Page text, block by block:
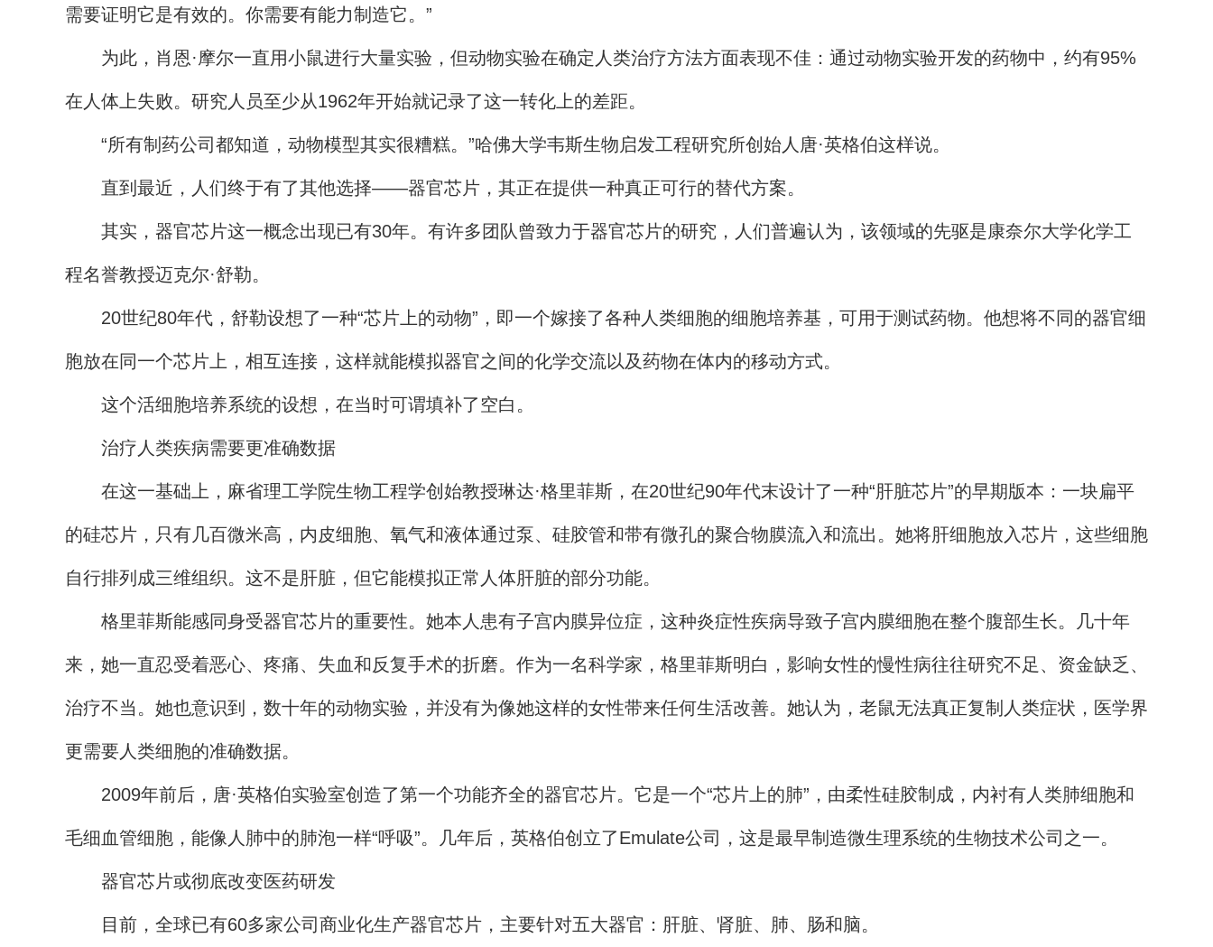
需要证明它是有效的。你需要有能力制造它。”
为此，肖恩·摩尔一直用小鼠进行大量实验，但动物实验在确定人类治疗方法方面表现不佳：通过动物实验开发的药物中，约有95%
在人体上失败。研究人员至少从1962年开始就记录了这一转化上的差距。
“所有制药公司都知道，动物模型其实很糟糕。”哈佛大学韦斯生物启发工程研究所创始人唐·英格伯这样说。
直到最近，人们终于有了其他选择——器官芯片，其正在提供一种真正可行的替代方案。
其实，器官芯片这一概念出现已有30年。有许多团队曾致力于器官芯片的研究，人们普遍认为，该领域的先驱是康奈尔大学化学工
程名誉教授迈克尔·舒勒。
20世纪80年代，舒勒设想了一种“芯片上的动物”，即一个嫁接了各种人类细胞的细胞培养基，可用于测试药物。他想将不同的器官细
胞放在同一个芯片上，相互连接，这样就能模拟器官之间的化学交流以及药物在体内的移动方式。
这个活细胞培养系统的设想，在当时可谓填补了空白。
治疗人类疾病需要更准确数据
在这一基础上，麻省理工学院生物工程学创始教授琳达·格里菲斯，在20世纪90年代末设计了一种“肝脏芯片”的早期版本：一块扁平
的硅芯片，只有几百微米高，内皮细胞、氧气和液体通过泵、硅胶管和带有微孔的聚合物膜流入和流出。她将肝细胞放入芯片，这些细胞
自行排列成三维组织。这不是肝脏，但它能模拟正常人体肝脏的部分功能。
格里菲斯能感同身受器官芯片的重要性。她本人患有子宫内膜异位症，这种炎症性疾病导致子宫内膜细胞在整个腹部生长。几十年
来，她一直忍受着恶心、疼痛、失血和反复手术的折磨。作为一名科学家，格里菲斯明白，影响女性的慢性病往往研究不足、资金缺乏、
治疗不当。她也意识到，数十年的动物实验，并没有为像她这样的女性带来任何生活改善。她认为，老鼠无法真正复制人类症状，医学界
更需要人类细胞的准确数据。
2009年前后，唐·英格伯实验室创造了第一个功能齐全的器官芯片。它是一个“芯片上的肺”，由柔性硅胶制成，内衬有人类肺细胞和
毛细血管细胞，能像人肺中的肺泡一样“呼吸”。几年后，英格伯创立了Emulate公司，这是最早制造微生理系统的生物技术公司之一。
器官芯片或彻底改变医药研发
目前，全球已有60多家公司商业化生产器官芯片，主要针对五大器官：肝脏、肾脏、肺、肠和脑。